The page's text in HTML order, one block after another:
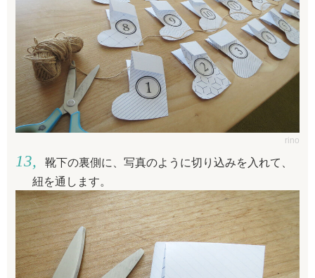
rino
靴下の裏側に、写真のように切り込みを入れて、
紐を通します。